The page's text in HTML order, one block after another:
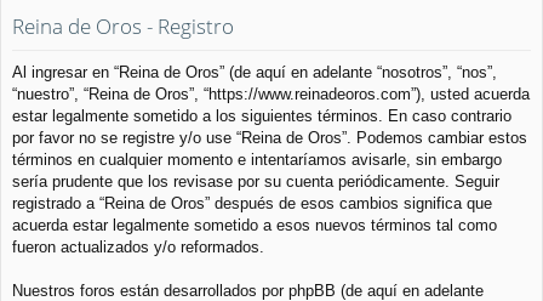
rs
e
Reina de Oros - Registro
Al ingresar en “Reina de Oros” (de aquí en adelante “nosotros”, “nos”,
“nuestro”, “Reina de Oros”, “https://www.reinadeoros.com”), usted acuerda
estar legalmente sometido a los siguientes términos. En caso contrario
por favor no se registre y/o use “Reina de Oros”. Podemos cambiar estos
términos en cualquier momento e intentaríamos avisarle, sin embargo
sería prudente que los revisase por su cuenta periódicamente. Seguir
registrado a “Reina de Oros” después de esos cambios significa que
acuerda estar legalmente sometido a esos nuevos términos tal como
fueron actualizados y/o reformados.
Nuestros foros están desarrollados por phpBB (de aquí en adelante